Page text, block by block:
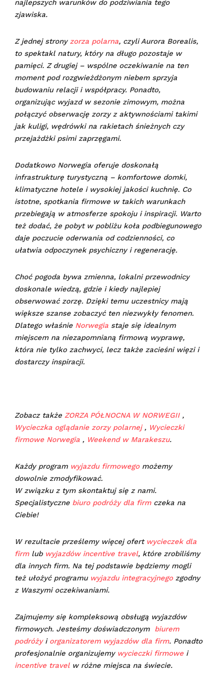
najlepszych warunków do podziwiania tego
zjawiska.
Z jednej strony zorza polarna, czyli Aurora Borealis,
to spektakl natury, który na długo pozostaje w
pamięci. Z drugiej – wspólne oczekiwanie na ten
moment pod rozgwieżdżonym niebem sprzyja
budowaniu relacji i współpracy. Ponadto,
organizując wyjazd w sezonie zimowym, można
połączyć obserwację zorzy z aktywnościami takimi
jak kuligi, wędrówki na rakietach śnieżnych czy
przejażdżki psimi zaprzęgami.
Dodatkowo Norwegia oferuje doskonałą
infrastrukturę turystyczną – komfortowe domki,
klimatyczne hotele i wysokiej jakości kuchnię. Co
istotne, spotkania firmowe w takich warunkach
przebiegają w atmosferze spokoju i inspiracji. Warto
też dodać, że pobyt w pobliżu koła podbiegunowego
daje poczucie oderwania od codzienności, co
ułatwia odpoczynek psychiczny i regenerację.
Choć pogoda bywa zmienna, lokalni przewodnicy
doskonale wiedzą, gdzie i kiedy najlepiej
obserwować zorzę. Dzięki temu uczestnicy mają
większe szanse zobaczyć ten niezwykły fenomen.
Dlatego właśnie Norwegia staje się idealnym
miejscem na niezapomnianą firmową wyprawę,
która nie tylko zachwyci, lecz także zacieśni więzi i
dostarczy inspiracji.
Zobacz także ZORZA PÓŁNOCNA W NORWEGII,
Wycieczka oglądanie zorzy polarnej, Wycieczki
firmowe Norwegia , Weekend w Marakeszu.
Każdy program wyjazdu firmowegomożemy
dowolnie zmodyfikować.
W związku z tym skontaktuj się z nami.
Specjalistyczne biuro podróży dla firmczeka na
Ciebie!
W rezultacie prześlemy więcej ofert wycieczek dla
firmlub wyjazdów incentive travel, które zrobiliśmy
dla innych firm. Na tej podstawie będziemy mogli
też ułożyć programu wyjazdu integracyjnegozgodny
z Waszymi oczekiwaniami.
Zajmujemy się kompleksową obsługą wyjazdów
firmowych. Jesteśmy doświadczonym biurem
podróżyi organizatorem wyjazdów dla firm. Ponadto
profesjonalnie organizujemy wycieczki firmowe i
incentive travelw różne miejsca na świecie.